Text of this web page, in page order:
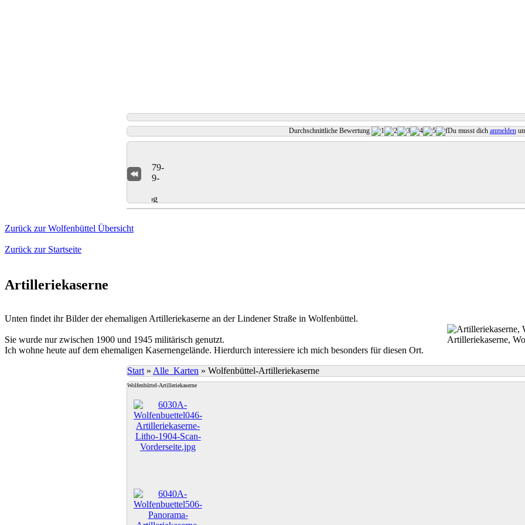
Durchschnittliche Bewertung Du musst dich anmelden
Zurück zur Wolfenbüttel Übersicht
Zurück zur Startseite
Artilleriekaserne
Unten findet ihr Bilder der ehemaligen Artilleriekaserne an der Lindener Straße in Wolfenbüttel.
Sie wurde nur zwischen 1900 und 1945 militärisch genutzt.
Ich wohne heute auf dem ehemaligen Kasernengelände. Hierdurch interessiere ich mich besonders für diesen Ort.
Artilleriekaserne,
Start» Alle_Karten » Wolfenbüttel-Artilleriekaserne
Wolfenbüttel-Artilleriekaserne